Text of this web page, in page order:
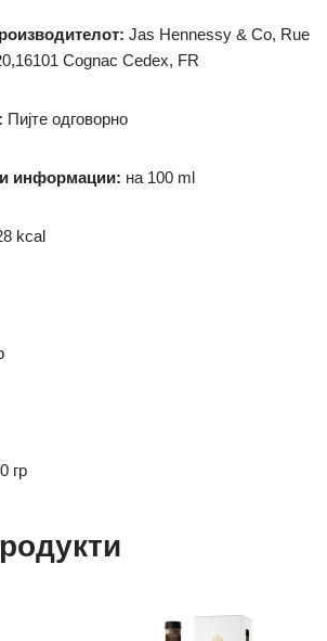
Jas Hennessy & Co, Rue
Cognac Cedex, FR
Пијте одговорно
информации: на 100 ml
kcal
гр